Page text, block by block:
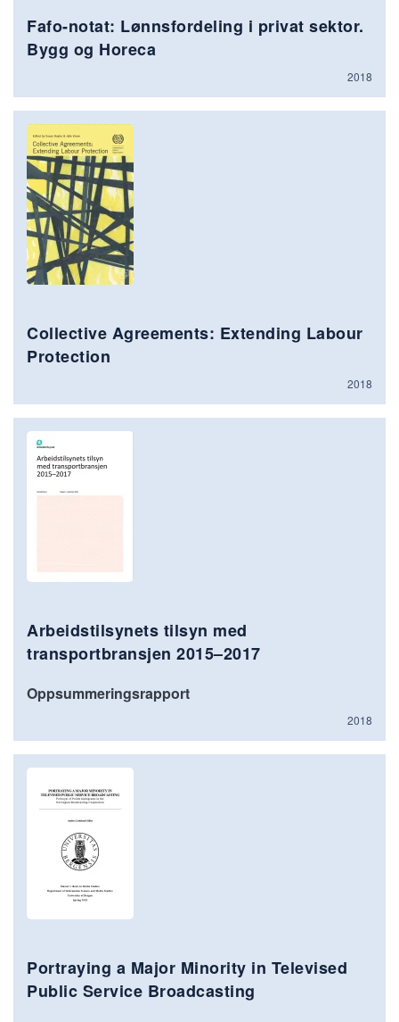
Fafo-notat: Lønnsfordeling i privat sektor.
Bygg og Horeca
2018
Collective Agreements: Extending Labour
Protection
2018
Arbeidstilsynets tilsyn med
transportbransjen 2015–2017
Oppsummeringsrapport
2018
Portraying a Major Minority in Televised
Public Service Broadcasting